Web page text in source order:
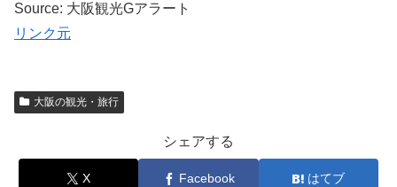
Source: 大阪観光Gアラート
リンク元
大阪の観光・旅行
シェアする
X Facebook はてブ